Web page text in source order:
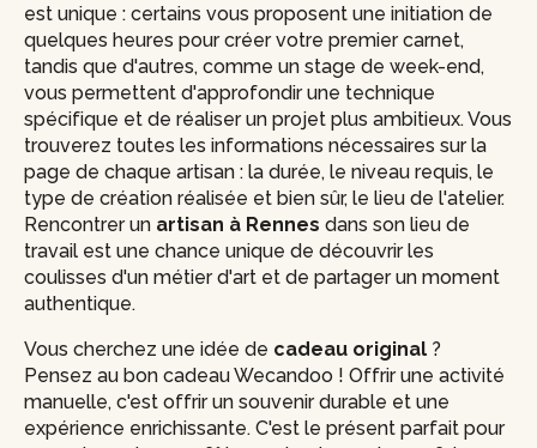
est unique : certains vous proposent une initiation de
quelques heures pour créer votre premier carnet,
tandis que d'autres, comme un stage de week-end,
vous permettent d'approfondir une technique
spécifique et de réaliser un projet plus ambitieux. Vous
trouverez toutes les informations nécessaires sur la
page de chaque artisan : la durée, le niveau requis, le
type de création réalisée et bien sûr, le lieu de l'atelier.
Rencontrer un artisan à Rennes dans son lieu de
travail est une chance unique de découvrir les
coulisses d'un métier d'art et de partager un moment
authentique.
Vous cherchez une idée de cadeau original ?
Pensez au bon cadeau Wecandoo ! Offrir une activité
manuelle, c'est offrir un souvenir durable et une
expérience enrichissante. C'est le présent parfait pour